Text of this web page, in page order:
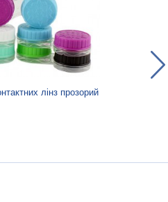
так, щоб доставляти
протягом усього
діоптріями досить тонкі, що
до рогівки.
термін носіння за денного
лінз прозорий